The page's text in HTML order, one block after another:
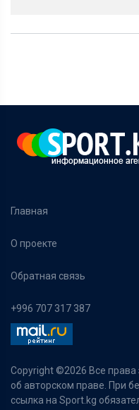
Главная
О проекте
Обратная связь
+996 707 317 387
Copyright ©2026 Все
об авторском праве. При
ссылка на Sport.kg